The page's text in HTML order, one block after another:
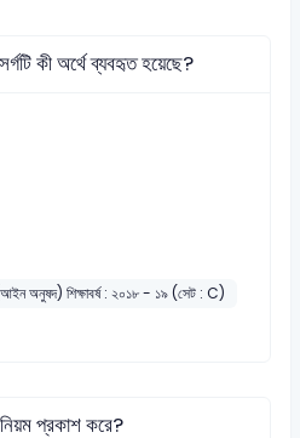
কী অর্থে ব্যবহৃত হয়েছে?
(আইন অনুষদ) শিক্ষাবর্ষ : ২০১৮ - ১৯ (সেট : C)
প্রকাশ করে?